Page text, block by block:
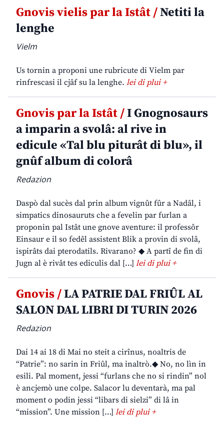
Gnovis vielis par la Istât /Netiti la
lenghe
Vielm
Us tornin a proponi une rubricute di Vielm par
rinfrescasi il cjâf su la lenghe. lei di plui +
Gnovis par la Istât /I Gnognosaurs
a imparin a svolâ: al rive in
edicule «Tal blu piturât di blu», il
gnûf album di colorâ
Redazion
Daspò dal sucès dal prin album vignût fûr a Nadâl, i
simpatics dinosauruts che a fevelin par furlan a
proponin pal Istât une gnove aventure: il professôr
Einsaur e il so fedêl assistent Blik a provin di svolâ,
ispirâts dai pterodatils. Rivarano? ◆ A partî de fin di
Jugn al è rivât tes ediculis dal […] lei di plui +
Gnovis /LA PATRIE DAL FRIÛL AL
SALON DAL LIBRI DI TURIN 2026
Redazion
Dai 14 ai 18 di Mai no steit a cirînus, noaltris de
“Patrie”: no sarin in Friûl, ma inaltrò.◆ No, no lìn in
esili. Pal moment, jessi “furlans che no si rindin” nol
è ancjemò une colpe. Salacor lu deventarà, ma pal
moment o podin jessi “libars di sielzi” di lâ in
“mission”. Une mission […] lei di plui +